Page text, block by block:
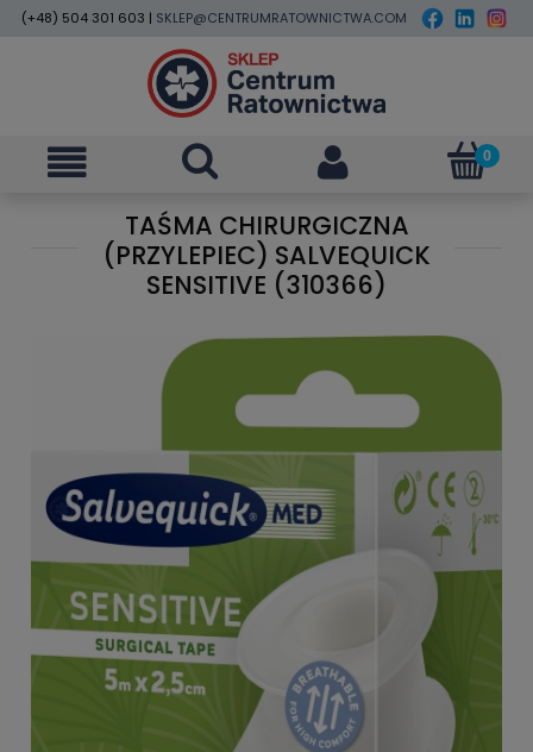
(+48) 504 301 603 | SKLEP@CENTRUMRATOWNICTWA.COM
TAŚMA CHIRURGICZNA
(PRZYLEPIEC) SALVEQUICK
SENSITIVE (310366)